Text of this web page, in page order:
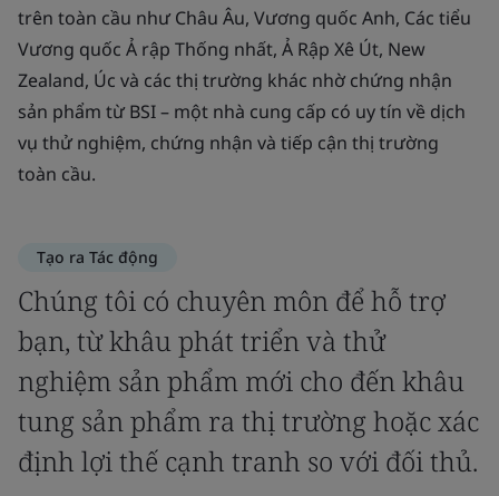
trên toàn cầu như Châu Âu, Vương quốc Anh, Các tiểu
Vương quốc Ả rập Thống nhất, Ả Rập Xê Út, New
Zealand, Úc và các thị trường khác nhờ chứng nhận
sản phẩm từ BSI – một nhà cung cấp có uy tín về dịch
vụ thử nghiệm, chứng nhận và tiếp cận thị trường
toàn cầu.
Tạo ra Tác động
Chúng tôi có chuyên môn để hỗ trợ
bạn, từ khâu phát triển và thử
nghiệm sản phẩm mới cho đến khâu
tung sản phẩm ra thị trường hoặc xác
định lợi thế cạnh tranh so với đối thủ.